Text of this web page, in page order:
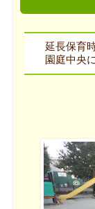
延長保育
園庭中央